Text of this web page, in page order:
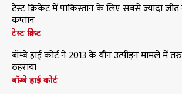
टेस्ट क्रिकेट में पाकिस्तान के लिए सबसे ज्यादा
कप्तान
टेस्ट क्रिकेट
बॉम्बे हाई कोर्ट ने 2013 के यौन उत्पीड़न मामले में
ठहराया
बॉम्बे हाई कोर्ट